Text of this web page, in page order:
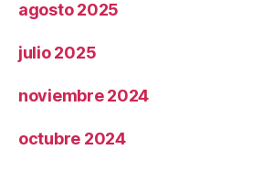
agosto 2025
julio 2025
noviembre 2024
octubre 2024